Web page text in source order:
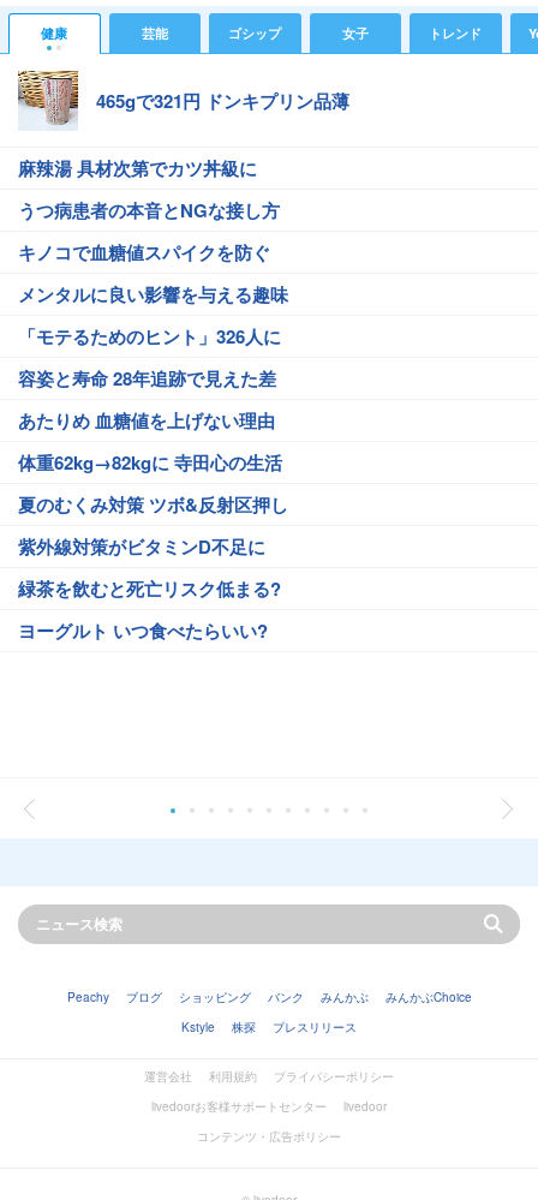
健康 芸能 ゴシップ 女子 トレンド
465gで321円 ドンキプリン品薄
麻辣湯 具材次第でカツ丼級に
うつ病患者の本音とNGな接し方
キノコで血糖値スパイクを防ぐ
メンタルに良い影響を与える趣味
「モテるためのヒント」326人に
容姿と寿命 28年追跡で見えた差
あたりめ 血糖値を上げない理由
体重62kg→82kgに 寺田心の生活
夏のむくみ対策 ツボ&反射区押し
紫外線対策がビタミンD不足に
緑茶を飲むと死亡リスク低まる?
ヨーグルト いつ食べたらいい?
Peachy ブログ ショッピング バンク みんかぶ
みんかぶChoice
Kstyle
株探 プレスリリース
運営会社 利用規約
プライバシーポリシー
livedoorお客様サポートセンター
livedoor
コンテンツ・広告ポリシー